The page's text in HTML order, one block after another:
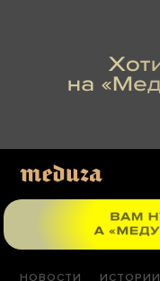
НОВОСТИ ИСТОРИИ